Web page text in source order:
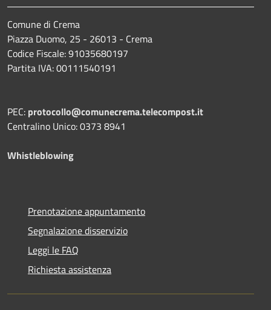
Comune di Crema
Piazza Duomo, 25 - 26013 - Crema
Codice Fiscale: 91035680197
Partita IVA: 00111540191
PEC: protocollo@comunecrema.telecompost.it
Centralino Unico: 0373 8941
Whistleblowing
Prenotazione appuntamento
Segnalazione disservizio
Leggi le FAQ
Richiesta assistenza